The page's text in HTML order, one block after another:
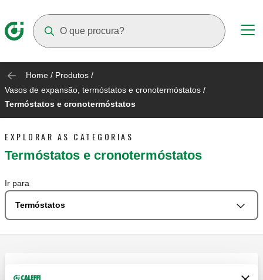
Home / Produtos /
Vasos de expansão, termóstatos e cronotermóstatos /
Termóstatos e cronotermóstatos
EXPLORAR AS CATEGORIAS
Termóstatos e cronotermóstatos
Ir para
Termóstatos
Termóstatos